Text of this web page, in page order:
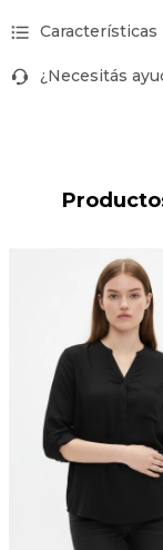
Características
¿Necesitás